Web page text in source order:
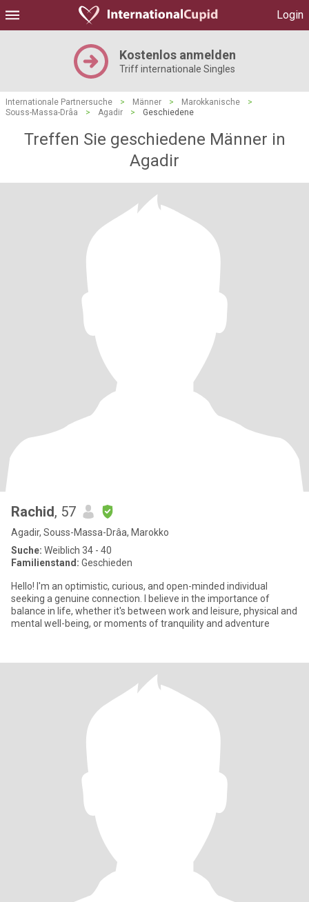
Login
Kostenlos anmelden
Triff internationale Singles
Internationale Partnersuche > Männer > Marokkanische
>
Souss-Massa-Drâa
> Agadir > Geschiedene
Treffen Sie geschiedene Männer in
Agadir
Rachid, 57
Agadir, Souss-Massa-Drâa, Marokko
Suche: Weiblich 34 - 40
Familienstand: Geschieden
Hello! I'm an optimistic, curious, and open-minded individual
seeking a genuine connection. I believe in the importance of
balance in life, whether it's between work and leisure, physical and
mental well-being, or moments of tranquility and adventure